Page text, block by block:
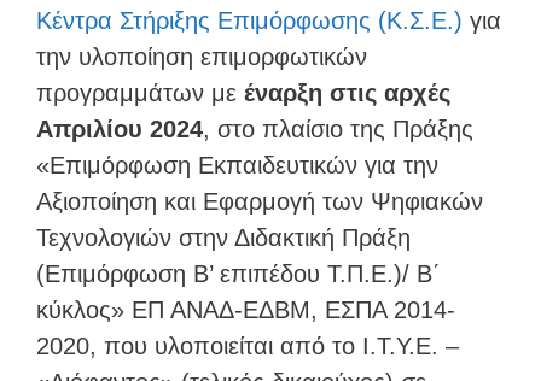
Κέντρα Στήριξης Επιμόρφωσης (Κ.Σ.Ε.) για
την υλοποίηση επιμορφωτικών
προγραμμάτων με έναρξη στις αρχές
Απριλίου 2024, στο πλαίσιο της Πράξης
«Επιμόρφωση Εκπαιδευτικών για την
Αξιοποίηση και Εφαρμογή των Ψηφιακών
Τεχνολογιών στην Διδακτική Πράξη
(Επιμόρφωση Β’ επιπέδου Τ.Π.Ε.)/ Β΄
κύκλος» ΕΠ ΑΝΑΔ-ΕΔΒΜ, ΕΣΠΑ 2014-
2020, που υλοποιείται από το Ι.Τ.Υ.Ε. –